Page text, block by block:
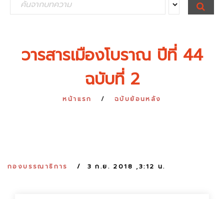
e
S
E
A
วารสารเมืองโบราณ ปีที่ 44
ฉบับที่ 2
หน้าแรก ฉบับย้อนหลัง
กองบรรณาธิการ 3 ก.ย. 2018 ,3:12 น.